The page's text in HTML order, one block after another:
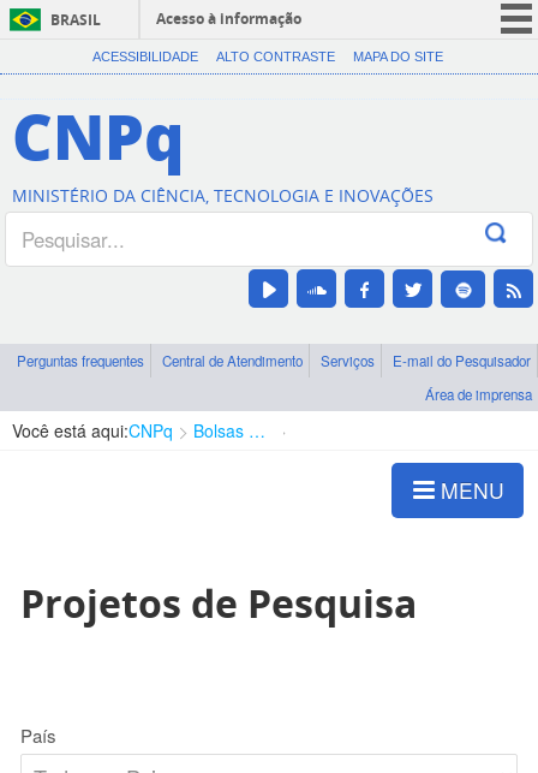
BRASIL
Acesso à informação
CORONAVÍRUS (COVID-19)
Canais
ACESSIBILIDADE ALTO CONTRASTE MAPA DO SITE
CNPq
MINISTÉRIO DA CIÊNCIA, TECNOLOGIA E INOVAÇÕES
Perguntas frequentes Central de Atendimento Serviços
E-mail do Pesquisador
Área de imprensa
Você está aqui:CNPq Bolsas e Auxílios Vigentes
MENU
Projetos de Pesquisa
País